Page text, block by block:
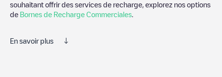
souhaitant offrir des services de recharge, explorez nos options
de Bornes de Recharge Commerciales
En savoir plus